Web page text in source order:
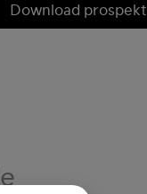
Download prospekt